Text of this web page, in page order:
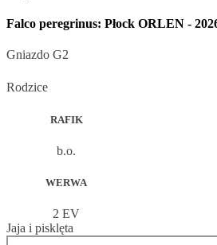
Falco peregrinus: Płock ORLEN -
Gniazdo G2
Rodzice
RAFIK
b.o.
WERWA
2 EV
Jaja i pisklęta